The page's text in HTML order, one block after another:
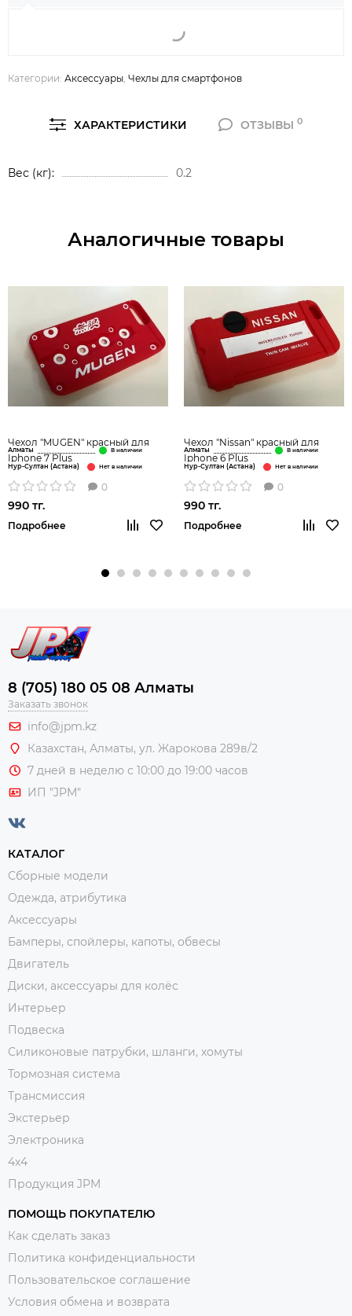
Категории: Аксессуары Чехлы для смартфонов
ХАРАКТЕРИСТИКИ ОТЗЫВЫ0
Вес (кг) 0.2
Аналогичные товары
Чехол "MUGEN" красный для
Iphone 7 Plus
Алматы
Нур-Султан (Астана)
0
990 тг.
Подробнее
Чехол "Nissan" красный для
Iphone 6 Plus
Алматы
Нур-Султан (Астана)
0
990 тг.
Подробнее
8 (705) 180 05 08 Алматы
Заказать звонок
info@jpm.kz
Казахстан, Алматы, ул. Жарокова 289в/2
7 дней в неделю с 10:00 до 19:00 часов
ИП "JPM"
КАТАЛОГ
Сборные модели
Одежда, атрибутика
Аксессуары
Бамперы, спойлеры, капоты, обвесы
Двигатель
Диски, аксессуары для колёс
Интерьер
Подвеска
Силиконовые патрубки, шланги, хомуты
Тормозная система
Трансмиссия
Экстерьер
Электроника
4x4
Продукция JPM
ПОМОЩЬ ПОКУПАТЕЛЮ
Как сделать заказ
Политика конфиденциальности
Пользовательское соглашение
Условия обмена и возврата